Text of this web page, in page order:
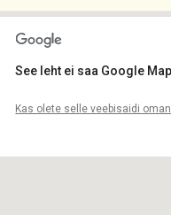
See leht ei saa Google
Kas olete selle veebisaidi